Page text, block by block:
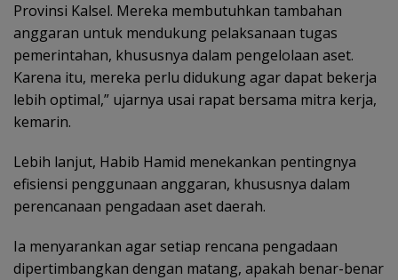
Provinsi Kalsel. Mereka membutuhkan tambahan
anggaran untuk mendukung pelaksanaan tugas
pemerintahan, khususnya dalam pengelolaan aset.
Karena itu, mereka perlu didukung agar dapat bekerja
lebih optimal,” ujarnya usai rapat bersama mitra kerja,
kemarin.
Lebih lanjut, Habib Hamid menekankan pentingnya
efisiensi penggunaan anggaran, khususnya dalam
perencanaan pengadaan aset daerah.
Ia menyarankan agar setiap rencana pengadaan
dipertimbangkan dengan matang, apakah benar-benar